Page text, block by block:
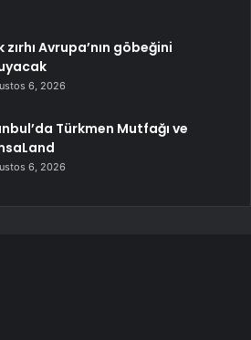
zırhı Avrupa’nın göbeğini
6, 2026
Türkmen Mutfağı ve
6, 2026